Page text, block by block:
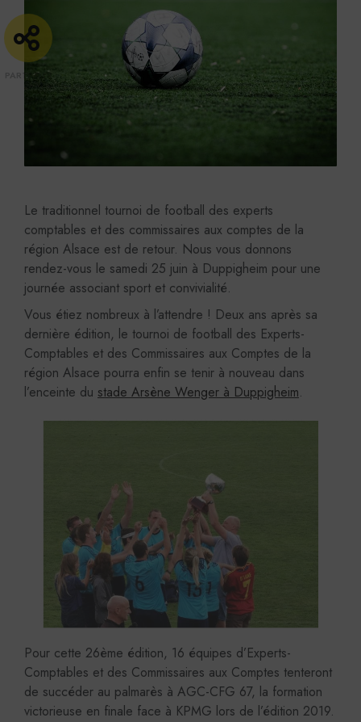
Le traditionnel tournoi de football des experts
comptables et des commissaires aux comptes de la
région Alsace est de retour. Nous vous donnons
rendez-vous le samedi 25 juin à Duppigheim pour une
journée associant sport et convivialité.
Vous étiez nombreux à l’attendre ! Deux ans après sa
dernière édition, le tournoi de football des Experts-
Comptables et des Commissaires aux Comptes de la
région Alsace pourra enfin se tenir à nouveau dans
l’enceinte du stade Arsène Wenger à Duppigheim.
Pour cette 26ème édition, 16 équipes d’Experts-
Comptables et des Commissaires aux Comptes tenteront
de succéder au palmarès à AGC-CFG 67, la formation
victorieuse en finale face à KPMG lors de l’édition 2019.